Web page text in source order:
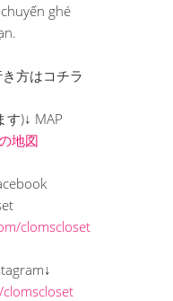
ghé
き方はコチラ
す)↓ MAP
地図
clomscloset